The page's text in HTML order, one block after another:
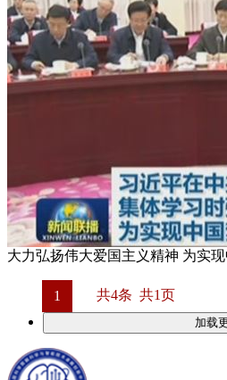
大力弘扬伟大爱国主义精神 为实
1 共4条 共1页
加载